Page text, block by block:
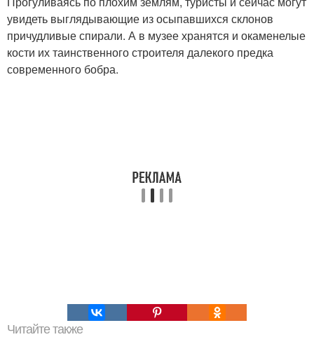
увидеть выглядывающие из осыпавшихся склонов
причудливые спирали. А в музее хранятся и окаменелые
кости их таинственного строителя далекого предка
современного бобра.
Читайте также